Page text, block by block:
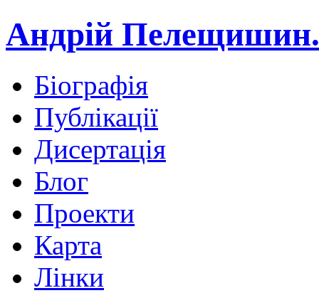
Андрій
Біографія
Публікації
Дисертація
Блог
Проекти
Карта
Лінки